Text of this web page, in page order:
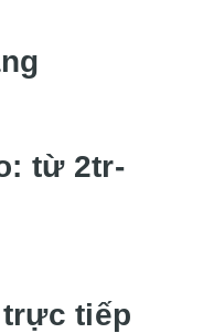
từ 2tr-
tiếp